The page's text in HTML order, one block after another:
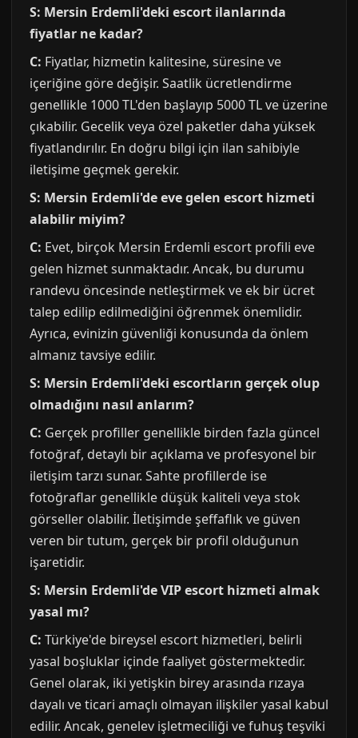
S: Mersin Erdemli'deki escort ilanlarında
fiyatlar ne kadar?
C: Fiyatlar, hizmetin kalitesine, süresine ve
içeriğine göre değişir. Saatlik ücretlendirme
genellikle 1000 TL'den başlayıp 5000 TL ve üzerine
çıkabilir. Gecelik veya özel paketler daha yüksek
fiyatlandırılır. En doğru bilgi için ilan sahibiyle
iletişime geçmek gerekir.
S: Mersin Erdemli'de eve gelen escort hizmeti
alabilir miyim?
C: Evet, birçok Mersin Erdemli escort profili eve
gelen hizmet sunmaktadır. Ancak, bu durumu
randevu öncesinde netleştirmek ve ek bir ücret
talep edilip edilmediğini öğrenmek önemlidir.
Ayrıca, evinizin güvenliği konusunda da önlem
almanız tavsiye edilir.
S: Mersin Erdemli'deki escortların gerçek olup
olmadığını nasıl anlarım?
C: Gerçek profiller genellikle birden fazla güncel
fotoğraf, detaylı bir açıklama ve profesyonel bir
iletişim tarzı sunar. Sahte profillerde ise
fotoğraflar genellikle düşük kaliteli veya stok
görseller olabilir. İletişimde şeffaflık ve güven
veren bir tutum, gerçek bir profil olduğunun
işaretidir.
S: Mersin Erdemli'de VIP escort hizmeti almak
yasal mı?
C: Türkiye'de bireysel escort hizmetleri, belirli
yasal boşluklar içinde faaliyet göstermektedir.
Genel olarak, iki yetişkin birey arasında rızaya
dayalı ve ticari amaçlı olmayan ilişkiler yasal kabul
edilir. Ancak, genelev işletmeciliği ve fuhuş teşviki